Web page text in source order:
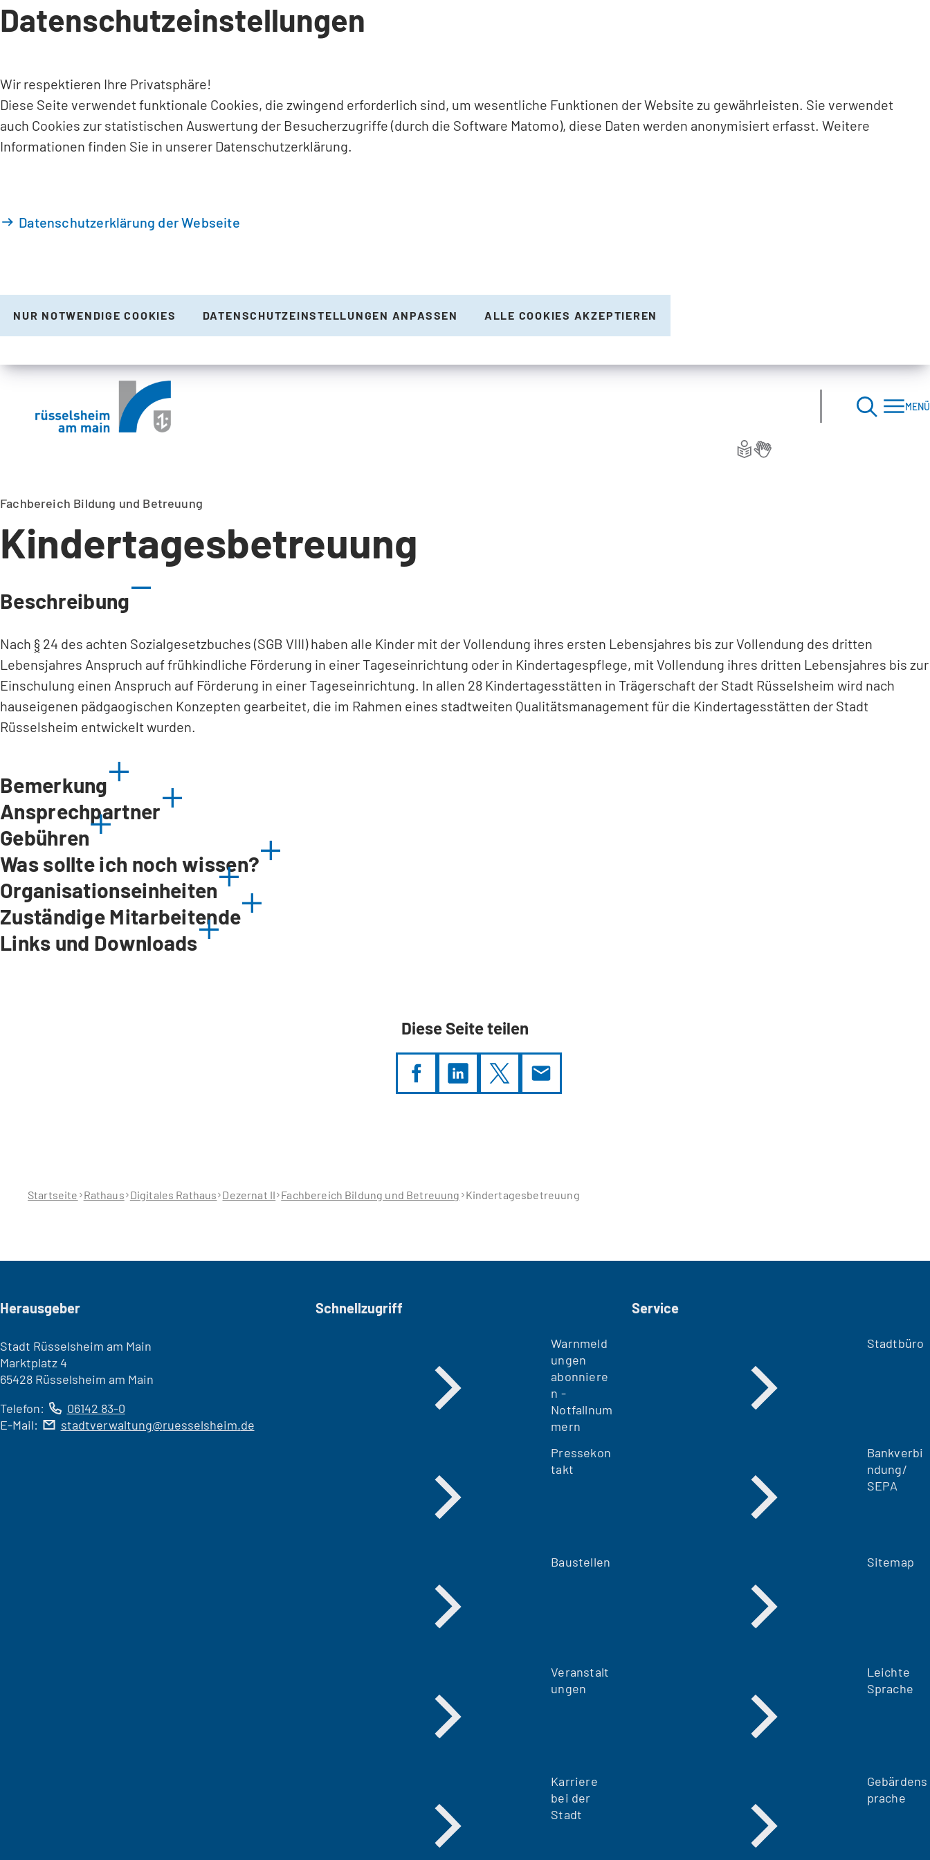
INHALT ANSPRINGEN
Datenschutzeinstellungen
Wir respektieren Ihre Privatsphäre!
Diese Seite verwendet funktionale Cookies, die zwingend erforderlich sind, um wesentliche Funktionen der Website zu gewährleisten. Sie verwendet
auch Cookies zur statistischen Auswertung der Besucherzugriffe (durch die Software Matomo), diese Daten werden anonymisiert erfasst. Weitere
Informationen finden Sie in unserer Datenschutzerklärung.
Datenschutzerklärung der Webseite
NUR NOTWENDIGE COOKIES DATENSCHUTZEINSTELLUNGEN ANPASSEN ALLE COOKIES AKZEPTIEREN
MENÜ
Fachbereich Bildung und Betreuung
Kindertagesbetreuung
Beschreibung
Nach § 24 des achten Sozialgesetzbuches (SGB VIII) haben alle Kinder mit der Vollendung ihres ersten Lebensjahres bis zur Vollendung des dritten
Lebensjahres Anspruch auf frühkindliche Förderung in einer Tageseinrichtung oder in Kindertagespflege, mit Vollendung ihres dritten Lebensjahres bis zur
Einschulung einen Anspruch auf Förderung in einer Tageseinrichtung. In allen 28 Kindertagesstätten in Trägerschaft der Stadt Rüsselsheim wird nach
hauseigenen pädgaogischen Konzepten gearbeitet, die im Rahmen eines stadtweiten Qualitätsmanagement für die Kindertagesstätten der Stadt
Rüsselsheim entwickelt wurden.
Bemerkung
Ansprechpartner
Gebühren
Was sollte ich noch wissen?
Organisationseinheiten
Zuständige Mitarbeitende
Links und Downloads
Diese Seite teilen
hier:Startseite Rathaus Digitales Rathaus Dezernat II Fachbereich Bildung und Betreuung Kindertagesbetreuung
Seitenfuß
Herausgeber
Stadt Rüsselsheim am Main
Marktplatz 4
65428 Rüsselsheim am Main
Telefon:
06142 83-0
E-Mail:
stadtverwaltung ruesselsheim de
Schnellzugriff
Warnmeld
ungen
abonniere
n -
Notfallnum
mern
Pressekon
takt
Baustellen
Veranstalt
ungen
Karriere
bei der
Stadt
Service
Stadtbüro
Bankverbi
ndung/
SEPA
Sitemap
Leichte
Sprache
Gebärdens
prache